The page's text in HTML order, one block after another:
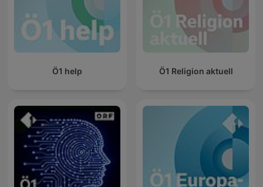
Ö1 help Ö1 Religion aktuell